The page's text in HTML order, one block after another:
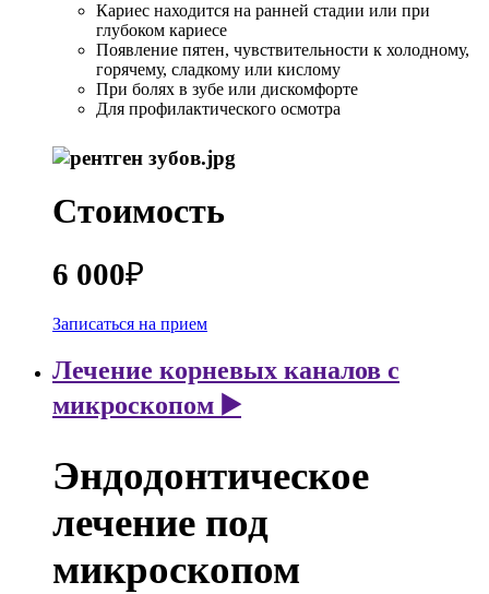
Кариес находится на ранней стадии или при
глубоком кариесе
Появление пятен, чувствительности к холодному,
горячему, сладкому или кислому
При болях в зубе или дискомфорте
Для профилактического осмотра
Стоимость
6 000₽
Записаться на прием
Лечение корневых каналов с
микроскопом ▶️
Эндодонтическое
лечение под
микроскопом